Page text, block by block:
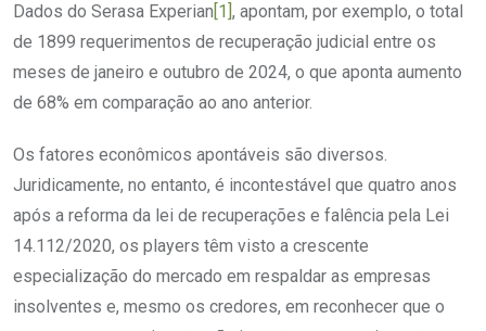
Dados do Serasa Experian[1], apontam, por exemplo, o total
de 1899 requerimentos de recuperação judicial entre os
meses de janeiro e outubro de 2024, o que aponta aumento
de 68% em comparação ao ano anterior.
Os fatores econômicos apontáveis são diversos.
Juridicamente, no entanto, é incontestável que quatro anos
após a reforma da lei de recuperações e falência pela Lei
14.112/2020, os players têm visto a crescente
especialização do mercado em respaldar as empresas
insolventes e, mesmo os credores, em reconhecer que o